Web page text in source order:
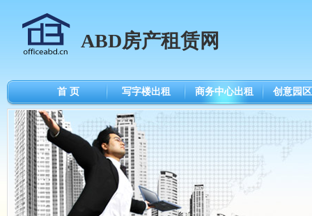
ABD房产租赁网
首 页 写字楼出租 商务中心出租 创意园